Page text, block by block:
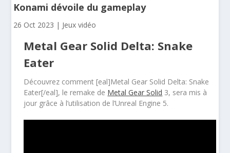
Konami dévoile du gameplay
26 Oct 2023 | Jeux vidéo
Metal Gear Solid Delta: Snake
Eater
Découvrez comment [eal]Metal Gear Solid Delta: Snake
Eater[/eal], le remake de Metal Gear Solid 3, sera mis à
jour grâce à l’utilisation de l’Unreal Engine 5.